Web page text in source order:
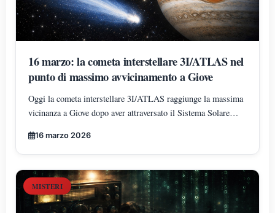
16 marzo: la cometa interstellare 3I/ATLAS nel
punto di massimo avvicinamento a Giove
Oggi la cometa interstellare 3I/ATLAS raggiunge la massima
vicinanza a Giove dopo aver attraversato il Sistema Solare
la regione dell’orbita terrestre vicino al solstizio d’inverno.
16 marzo 2026
MISTERI